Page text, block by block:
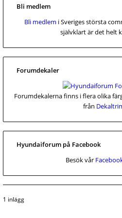
Bli medlem
Bli medlem i Sveriges största
självklart är det helt
Forumdekaler
Forumdekalerna finns i flera olika
från
Hyundaiforum på Facebook
Besök vår
1 inlägg